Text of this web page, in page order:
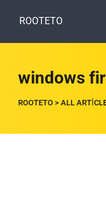
ROOTETO
windows
ROOTETO > ALL